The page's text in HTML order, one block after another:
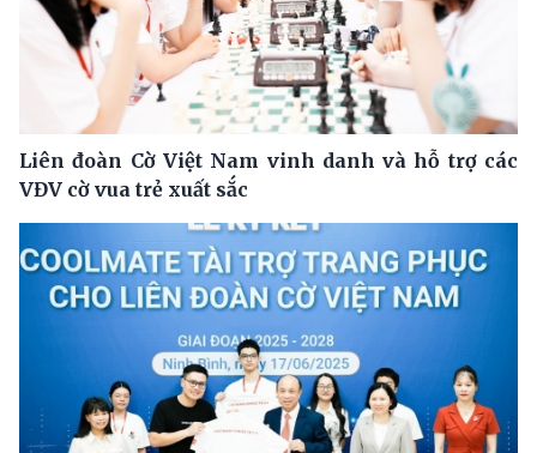
Liên đoàn Cờ Việt Nam vinh danh và hỗ trợ các
VĐV cờ vua trẻ xuất sắc